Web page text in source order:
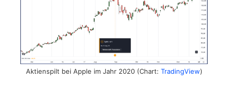
Aktienspilt bei Apple im Jahr 2020 (Chart: TradingView)